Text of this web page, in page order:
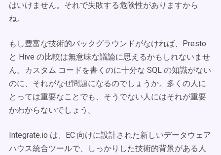
はいけません。それで失敗する危険性がありますから
ね。
もし豊富な技術的バックグラウンドがなければ、Presto
と Hive の比較は無意味な議論に思えるかもしれないませ
ん。カスタム コードを書くのに十分な SQL の知識がない
のに、それがなぜ問題になるのでしょうか。多くの人に
とっては重要なことでも、そうでない人にはそれが重要
かわからないでしょう。
Integrate.io は、EC 向けに設計された新しいデータウェア
ハウス統合ツールで、しっかりした技術的背景がある人